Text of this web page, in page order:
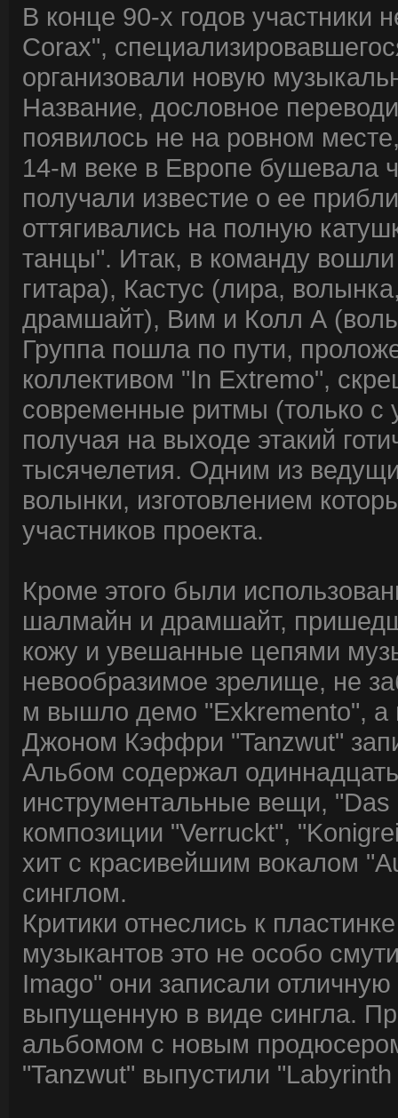
В конце 90-х годов участники
Corax",
организовали новую
Название, дословное
появилось не на ровном
14-м веке в Европе бушевала
получали известие о ее
оттягивались на полную
танцы". Итак, в команду
гитара), Кастус (лира,
драмшайт), Вим и Колл А
Группа пошла по пути,
коллективом "In Extremo",
современные ритмы (только с
получая на выходе этакий
тысячелетия. Одним из
волынки, изготовлением
участников проекта.
Кроме этого были
шалмайн и драмшайт,
кожу и увешанные цепями
невообразимое зрелище, не
м вышло демо "Exkremento",
Джоном Кэффри "Tanzwut"
Альбом содержал
инструментальные вещи,
композиции "Verruckt",
хит с красивейшим вокалом
синглом.
Критики отнеслись к
музыкантов это не особо
Imago" они записали
выпущенную в виде сингла.
альбомом с новым
"Tanzwut" выпустили